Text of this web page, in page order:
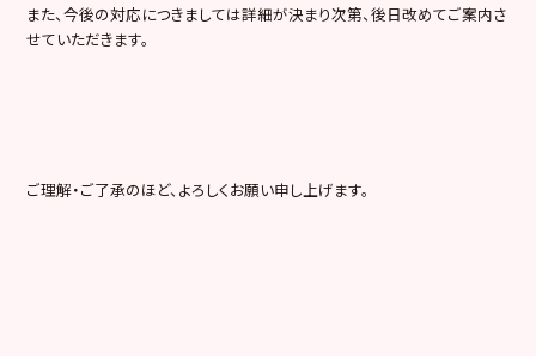
また、今後の対応につきましては詳細が決まり次第、後日改めてご案内さ
せていただきます。
ご理解・ご了承のほど、よろしくお願い申し上げます。